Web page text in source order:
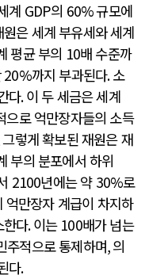
계 GDP의 60%규모에
원은 세계 부유세와 세계
평균 부의 10배 수준까
20%까지 부과된다.소
다.이 두 세금은 세계
으로 억만장자들의 소득
그렇게 확보된 재원은 재
부의 분포에서 하위
2100년에는 약 30%로
억만장자 계급이 차지하
한다.이는 100배가 넘는
주적으로 통제하며,의
다.